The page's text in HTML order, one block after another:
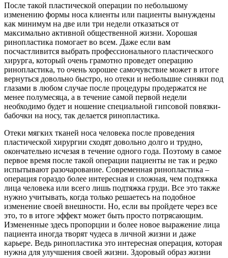
После такой пластической операции по небольшому
изменению формы носа клиенты или пациенты вынуждены
как минимум на две или три недели отказаться от
максимально активной общественной жизни. Хорошая
ринопластика помогает во всем. Даже если вам
посчастливится выбрать профессионального пластического
хирурга, который очень грамотно проведет операцию
ринопластика, то очень хорошее самочувствие может в итоге
вернуться довольно быстро, но отеки и небольшие синяки под
глазами в любом случае после процедуры продержатся не
менее полумесяца, а в течение самой первой недели
необходимо будет и ношение специальной гипсовой повязки-
бабочки на носу, так делается ринопластика.
Отеки мягких тканей носа человека после проведения
пластической хирургии сходят довольно долго и трудно,
окончательно исчезая в течение одного года. Поэтому в самое
первое время после такой операции пациенты не так и редко
испытывают разочарование. Современная ринопластика –
операция гораздо более интересная и сложная, чем подтяжка
лица человека или всего лишь подтяжка груди. Все это также
нужно учитывать, когда только решаетесь на подобное
изменение своей внешности. Но, если вы пройдете через все
это, то в итоге эффект может быть просто потрясающим.
Измененные здесь пропорции и более новое выражение лица
пациента иногда творят чудеса в личной жизни и даже
карьере. Ведь ринопластика это интересная операция, которая
нужна для улучшения своей жизни. Здоровый образ жизни